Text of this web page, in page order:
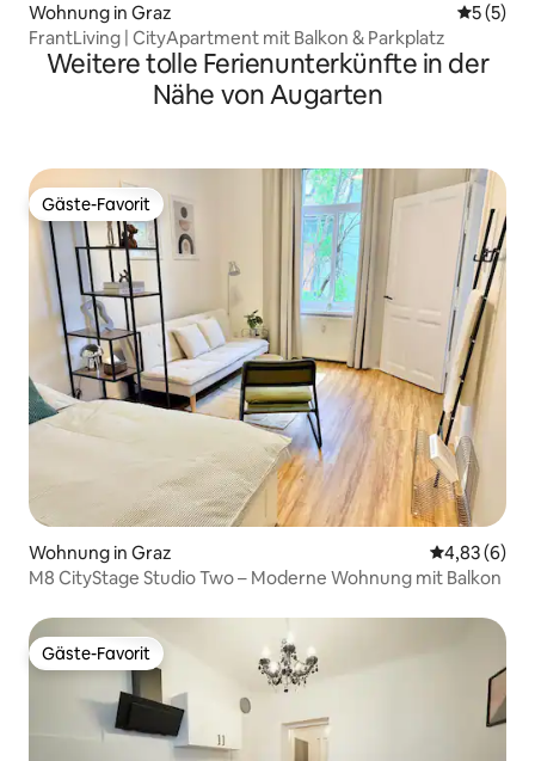
Wohnung in Graz
5 (5)
FrantLiving | CityApartment mit Balkon & Parkplatz
Weitere tolle Ferienunterkünfte in der
Nähe von Augarten
Gäste-Favorit
Gäste-Favorit
Wohnung in Graz
4,83 (6)
M8 CityStage Studio Two – Moderne Wohnung mit Balkon
Gäste-Favorit
Gäste-Favorit